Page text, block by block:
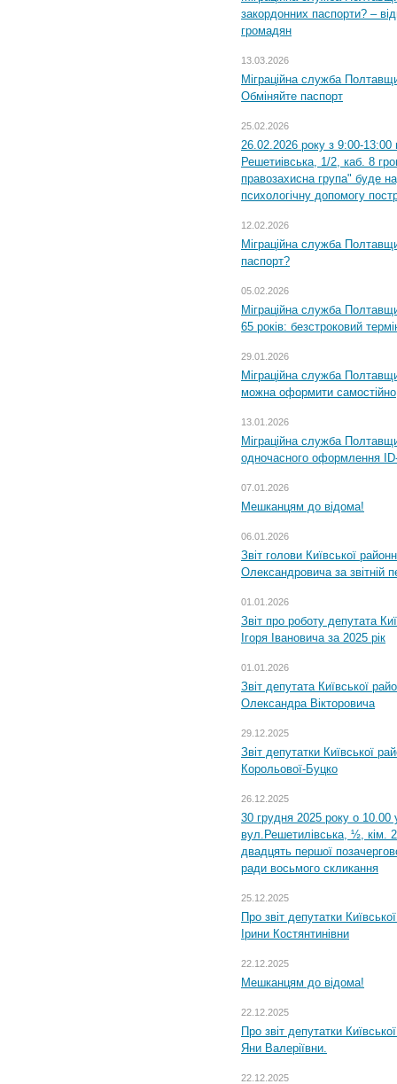
закордонних паспорти? –
громадян
13.03.2026
Міграційна служба
Обміняйте паспорт
25.02.2026
26.02.2026 року з 9:00-
Решетиівська, 1/2, каб. 8
правозахисна група" буде
психологічну допомогу
12.02.2026
Міграційна служба
паспорт?
05.02.2026
Міграційна служба
65 років: безстроковий
29.01.2026
Міграційна служба
можна оформити самостійно
13.01.2026
Міграційна служба
одночасного оформлення
07.01.2026
Мешканцям до відома!
06.01.2026
Звіт голови Київської
Олександровича за звітній
01.01.2026
Звіт про роботу депутата
Ігоря Івановича за 2025 рік
01.01.2026
Звіт депутата Київської
Олександра Вікторовича
29.12.2025
Звіт депутатки Київської
Корольової-Буцко
26.12.2025
30 грудня 2025 року о 10.00
вул.Решетилівська, ½, кім.
двадцять першої
ради восьмого скликання
25.12.2025
Про звіт депутатки
Ірини Костянтинівни
22.12.2025
Мешканцям до відома!
22.12.2025
Про звіт депутатки
Яни Валеріївни.
22.12.2025